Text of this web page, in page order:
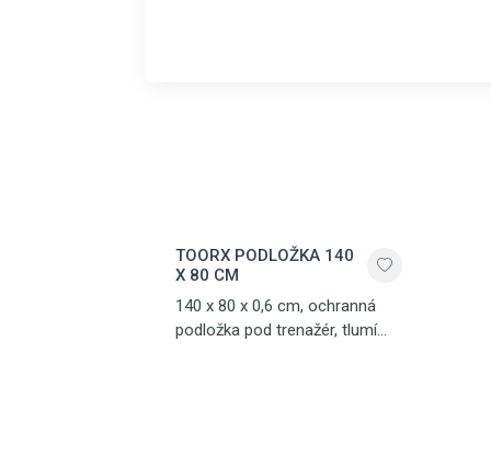
TOORX PODLOŽKA 140
X 80 CM
140 x 80 x 0,6 cm, ochranná
podložka pod trenažér, tlumí